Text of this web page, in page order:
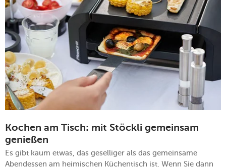
Kochen am Tisch: mit Stöckli gemeinsam
genießen
Es gibt kaum etwas, das geselliger als das gemeinsame
Abendessen am heimischen Küchentisch ist. Wenn Sie dann